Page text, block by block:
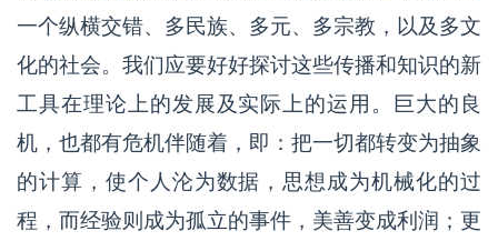
一个纵横交错、多民族、多元、多宗教，以及多文
化的社会。我们应要好好探讨这些传播和知识的新
工具在理论上的发展及实际上的运用。巨大的良
机，也都有危机伴随着，即：把一切都转变为抽象
的计算，使个人沦为数据，思想成为机械化的过
程，而经验则成为孤立的事件，美善变成利润；更